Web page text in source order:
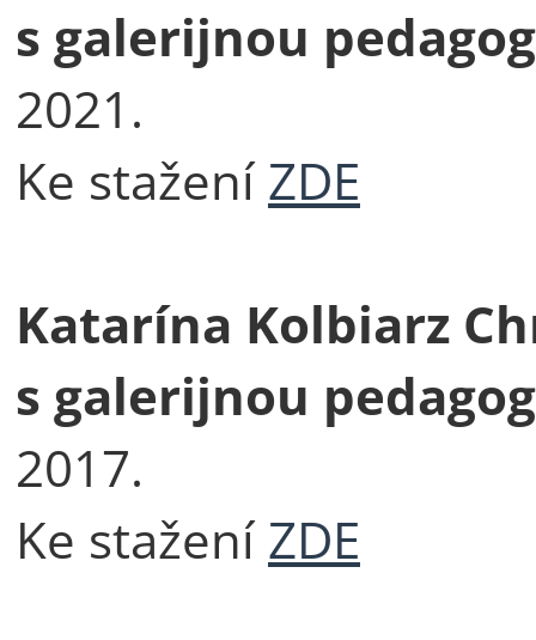
s galerijnou
2021.
Ke staženíZDE
Katarína Kolbiarz
s galerijnou
2017.
Ke staženíZDE